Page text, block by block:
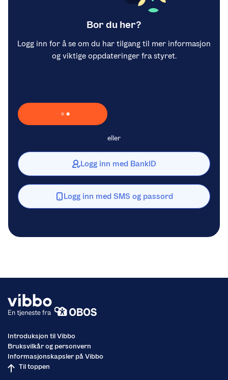
Bor du her?
Logg inn for å se om du har tilgang til mer informasjon
og viktige oppdateringer fra styret.
Laster inn Vipps …
eller
Logg inn med BankID
Logg inn med SMS og passord
Introduksjon til Vibbo
Bruksvilkår og personvern
Informasjonskapsler på Vibbo
Til toppen